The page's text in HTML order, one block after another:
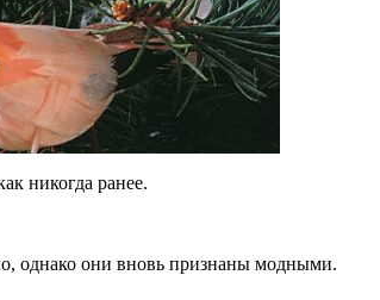
никогда ранее.
однако они вновь признаны модными.